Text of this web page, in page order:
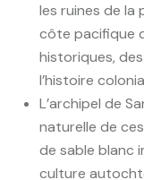
les ruines de la
côte pacifique
historiques,
l’histoire
L’archipel de
naturelle de
de sable blanc
culture